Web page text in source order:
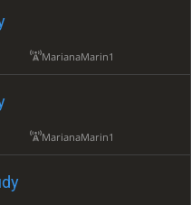
MarianaMarin1
MarianaMarin1